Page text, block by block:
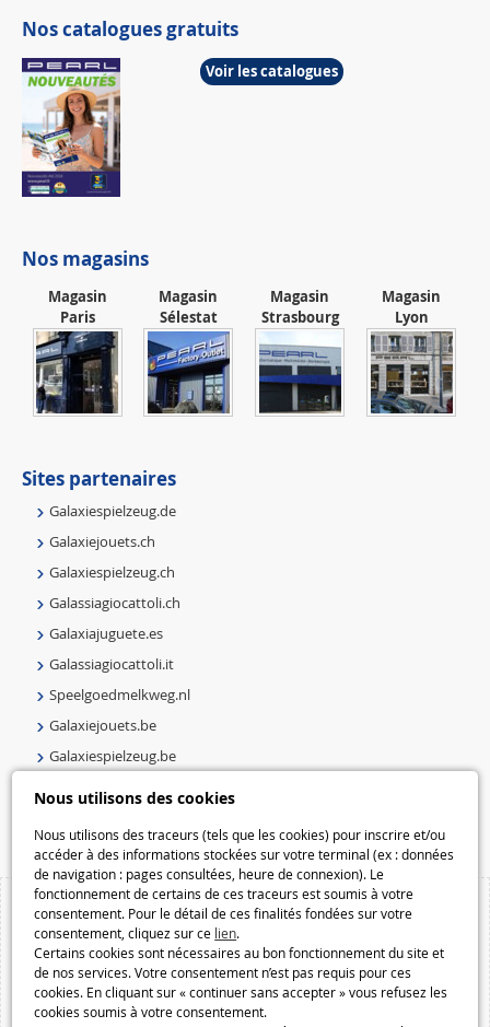
Nous utilisons des cookies
Nous utilisons des traceurs (tels que les cookies) pour inscrire et/ou
accéder à des informations stockées sur votre terminal (ex : données
de navigation : pages consultées, heure de connexion). Le
fonctionnement de certains de ces traceurs est soumis à votre
consentement. Pour le détail de ces finalités fondées sur votre
consentement, cliquez sur ce lien.
Certains cookies sont nécessaires au bon fonctionnement du site et
de nos services. Votre consentement n’est pas requis pour ces
cookies. En cliquant sur « continuer sans accepter » vous refusez les
cookies soumis à votre consentement.
Nos catalogues gratuits
Voir les catalogues
Nos magasins
Magasin
Paris
Magasin
Sélestat
Magasin
Strasbourg
Magasin
Lyon
Sites partenaires
Galaxiespielzeug.de
Galaxiejouets.ch
Galaxiespielzeug.ch
Galassiagiocattoli.ch
Galaxiajuguete.es
Galassiagiocattoli.it
Speelgoedmelkweg.nl
Galaxiejouets.be
Galaxiespielzeug.be